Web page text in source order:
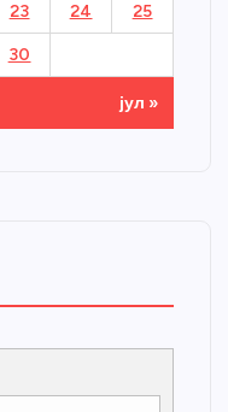
23 24 25
30
јул »